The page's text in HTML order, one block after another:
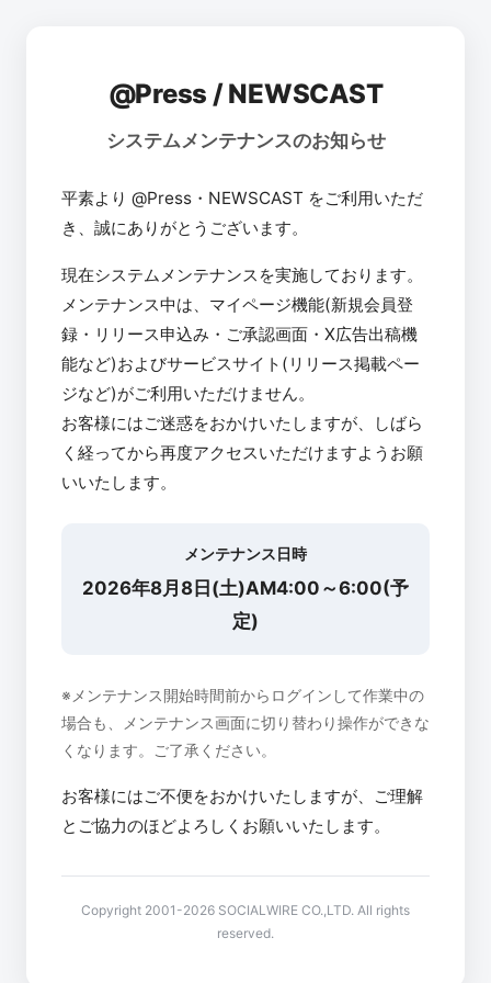
@Press / NEWSCAST
システムメンテナンスのお知らせ
平素より @Press・NEWSCAST をご利用いただ
き、誠にありがとうございます。
現在システムメンテナンスを実施しております。
メンテナンス中は、マイページ機能(新規会員登
録・リリース申込み・ご承認画面・X広告出稿機
能など)およびサービスサイト(リリース掲載ペー
ジなど)がご利用いただけません。
お客様にはご迷惑をおかけいたしますが、しばら
く経ってから再度アクセスいただけますようお願
いいたします。
メンテナンス日時
2026年8月8日(土)AM4:00～6:00(予
定)
※メンテナンス開始時間前からログインして作業中の
場合も、メンテナンス画面に切り替わり操作ができな
くなります。ご了承ください。
お客様にはご不便をおかけいたしますが、ご理解
とご協力のほどよろしくお願いいたします。
Copyright 2001-2026 SOCIALWIRE CO.,LTD. All rights
reserved.